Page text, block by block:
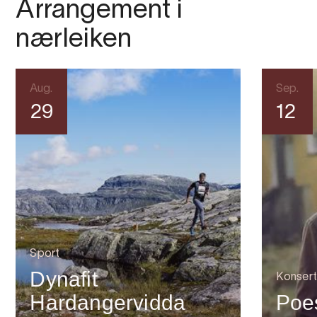
Arrangement i
nærleiken
Aug.
29
Sport
Dynafit
Hardangervidda
Sep.
12
Konsert